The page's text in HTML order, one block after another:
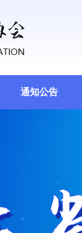
通知公告